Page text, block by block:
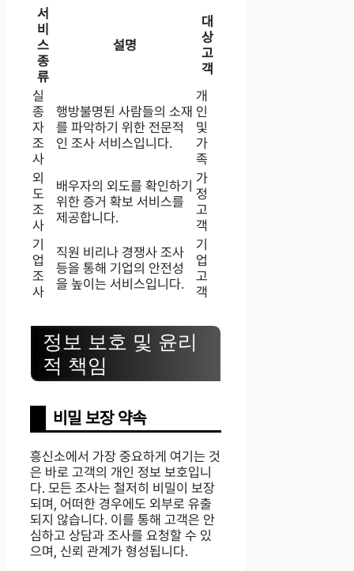
서
비
스
종
류
설명
대
상
고
객
실
종
자
조
사
행방불명된 사람들의 소재
를 파악하기 위한 전문적
인 조사 서비스입니다.
개
인
및
가
족
외
도
조
사
배우자의 외도를 확인하기
위한 증거 확보 서비스를
제공합니다.
가
정
고
객
기
업
조
사
직원 비리나 경쟁사 조사
등을 통해 기업의 안전성
을 높이는 서비스입니다.
기
업
고
객
정보 보호 및 윤리
적 책임
비밀 보장 약속
흥신소에서 가장 중요하게 여기는 것
은 바로 고객의 개인 정보 보호입니
다. 모든 조사는 철저히 비밀이 보장
되며, 어떠한 경우에도 외부로 유출
되지 않습니다. 이를 통해 고객은 안
심하고 상담과 조사를 요청할 수 있
으며, 신뢰 관계가 형성됩니다.